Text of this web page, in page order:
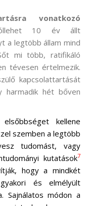
vonatkozó
10 év állt
a legtöbb állam mind
mi több, ratifikáló
tévesen értelmezik.
kapcsolattartását
harmadik hét bőven
kellene
szemben a legtöbb
tudomást, vagy
kutatások7
hogy a mindkét
és elmélyült
Sajnálatos módon a